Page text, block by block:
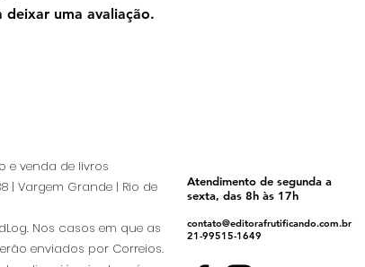
uma avaliação.
e venda de livros
| Vargem Grande | Rio de
Nos casos em que as
enviados por Correios.
Atendimento de segunda a
sexta, das 8h às 17h
contato@editorafrutificando.com.br
21-99515-1649